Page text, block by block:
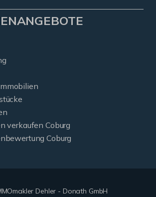
verkaufen Coburg
Coburg
Dehler - Donath GmbH